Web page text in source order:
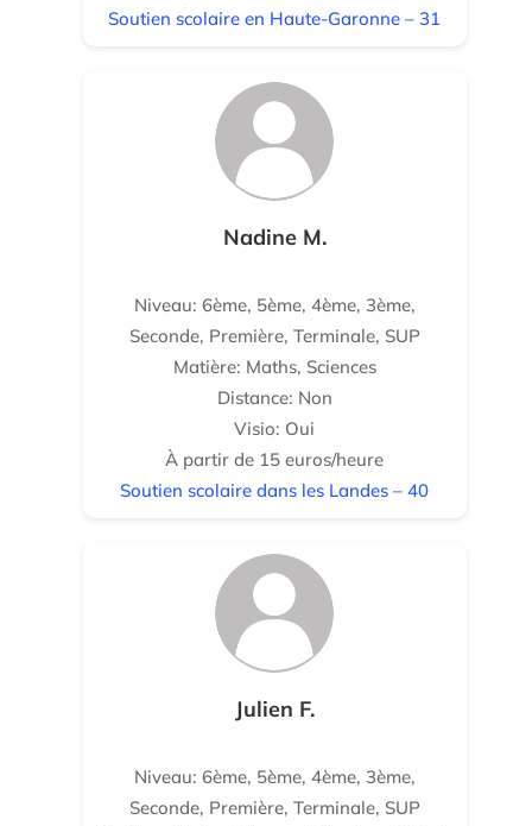
Soutien scolaire en Haute-Garonne – 31
Nadine M.
Niveau: 6ème, 5ème, 4ème, 3ème,
Seconde, Première, Terminale, SUP
Matière: Maths, Sciences
Distance: Non
Visio: Oui
À partir de 15 euros/heure
Soutien scolaire dans les Landes – 40
Julien F.
Niveau: 6ème, 5ème, 4ème, 3ème,
Seconde, Première, Terminale, SUP